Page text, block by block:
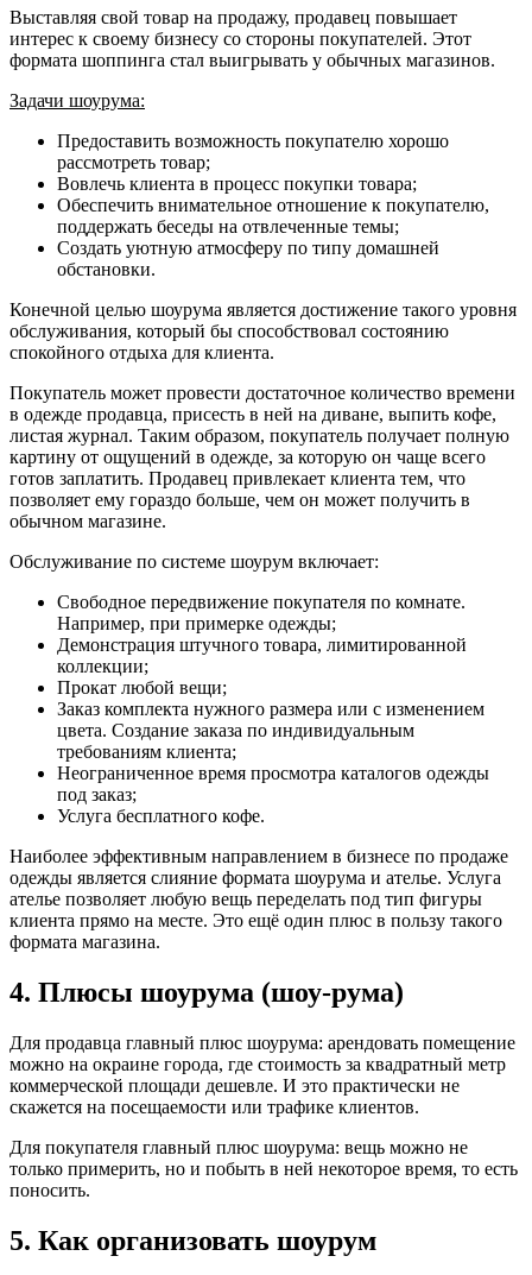
Выставляя свой товар на продажу, продавец повышает
интерес к своему бизнесу со стороны покупателей. Этот
формата шоппинга стал выигрывать у обычных магазинов.
Задачи шоурума:
Предоставить возможность покупателю хорошо
рассмотреть товар;
Вовлечь клиента в процесс покупки товара;
Обеспечить внимательное отношение к покупателю,
поддержать беседы на отвлеченные темы;
Создать уютную атмосферу по типу домашней
обстановки.
Конечной целью шоурума является достижение такого уровня
обслуживания, который бы способствовал состоянию
спокойного отдыха для клиента.
Покупатель может провести достаточное количество времени
в одежде продавца, присесть в ней на диване, выпить кофе,
листая журнал. Таким образом, покупатель получает полную
картину от ощущений в одежде, за которую он чаще всего
готов заплатить. Продавец привлекает клиента тем, что
позволяет ему гораздо больше, чем он может получить в
обычном магазине.
Обслуживание по системе шоурум включает:
Свободное передвижение покупателя по комнате.
Например, при примерке одежды;
Демонстрация штучного товара, лимитированной
коллекции;
Прокат любой вещи;
Заказ комплекта нужного размера или с изменением
цвета. Создание заказа по индивидуальным
требованиям клиента;
Неограниченное время просмотра каталогов одежды
под заказ;
Услуга бесплатного кофе.
Наиболее эффективным направлением в бизнесе по продаже
одежды является слияние формата шоурума и ателье. Услуга
ателье позволяет любую вещь переделать под тип фигуры
клиента прямо на месте. Это ещё один плюс в пользу такого
формата магазина.
4. Плюсы шоурума (шоу-рума)
Для продавца главный плюс шоурума: арендовать помещение
можно на окраине города, где стоимость за квадратный метр
коммерческой площади дешевле. И это практически не
скажется на посещаемости или трафике клиентов.
Для покупателя главный плюс шоурума: вещь можно не
только примерить, но и побыть в ней некоторое время, то есть
поносить.
5. Как организовать шоурум